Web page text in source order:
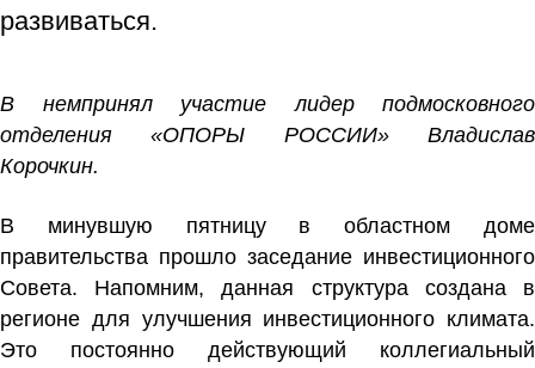
развиваться.
В немпринял участие лидер подмосковного
отделения «ОПОРЫ РОССИИ» Владислав
Корочкин.
В минувшую пятницу в областном доме
правительства прошло заседание инвестиционного
Совета. Напомним, данная структура создана в
регионе для улучшения инвестиционного климата.
Это постоянно действующий коллегиальный